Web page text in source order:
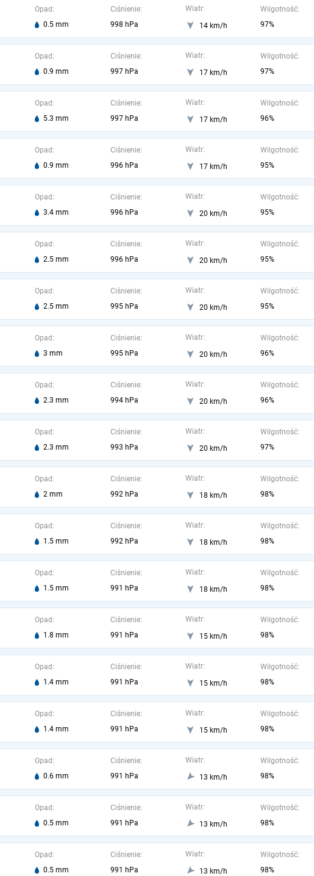
Opad:
0.5 mm
Ciśnienie:
998 hPa
Wiatr:
14 km/h
Wilgotność:
97%
Opad:
0.9 mm
Ciśnienie:
997 hPa
Wiatr:
17 km/h
Wilgotność:
97%
Opad:
5.3 mm
Ciśnienie:
997 hPa
Wiatr:
17 km/h
Wilgotność:
96%
Opad:
0.9 mm
Ciśnienie:
996 hPa
Wiatr:
17 km/h
Wilgotność:
95%
Opad:
3.4 mm
Ciśnienie:
996 hPa
Wiatr:
20 km/h
Wilgotność:
95%
Opad:
2.5 mm
Ciśnienie:
996 hPa
Wiatr:
20 km/h
Wilgotność:
95%
Opad:
2.5 mm
Ciśnienie:
995 hPa
Wiatr:
20 km/h
Wilgotność:
95%
Opad:
3 mm
Ciśnienie:
995 hPa
Wiatr:
20 km/h
Wilgotność:
96%
Opad:
2.3 mm
Ciśnienie:
994 hPa
Wiatr:
20 km/h
Wilgotność:
96%
Opad:
2.3 mm
Ciśnienie:
993 hPa
Wiatr:
20 km/h
Wilgotność:
97%
Opad:
2 mm
Ciśnienie:
992 hPa
Wiatr:
18 km/h
Wilgotność:
98%
Opad:
1.5 mm
Ciśnienie:
992 hPa
Wiatr:
18 km/h
Wilgotność:
98%
Opad:
1.5 mm
Ciśnienie:
991 hPa
Wiatr:
18 km/h
Wilgotność:
98%
Opad:
1.8 mm
Ciśnienie:
991 hPa
Wiatr:
15 km/h
Wilgotność:
98%
Opad:
1.4 mm
Ciśnienie:
991 hPa
Wiatr:
15 km/h
Wilgotność:
98%
Opad:
1.4 mm
Ciśnienie:
991 hPa
Wiatr:
15 km/h
Wilgotność:
98%
Opad:
0.6 mm
Ciśnienie:
991 hPa
Wiatr:
13 km/h
Wilgotność:
98%
Opad:
0.5 mm
Ciśnienie:
991 hPa
Wiatr:
13 km/h
Wilgotność:
98%
Opad:
0.5 mm
Ciśnienie:
991 hPa
Wiatr:
13 km/h
Wilgotność:
98%